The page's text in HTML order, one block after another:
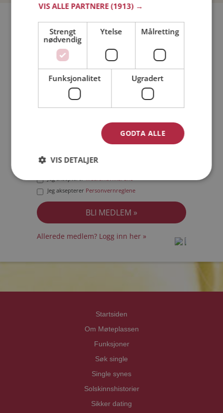
Bli medlem gratis!
Jeg er en: Mann Kvinne
Min alder:
Jeg akseptererMedlemsvilkårene
Jeg aksepterer Personvernreglene
Allerede medlem? Logg inn her »
Startsiden
Om Møteplassen
Funksjoner
Søk single
Single synes
Solskinnshistorier
Sikker dating
VIS ALLE PARTNERE(1913) →
Strengt
nødvendig
Ytelse Målretting
Funksjonalitet Ugradert
GODTA ALLE
VIS DETALJER